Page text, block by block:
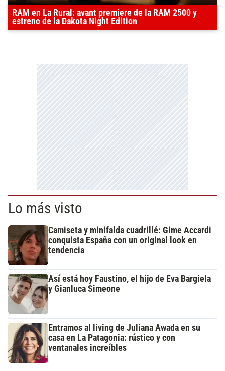
RAM en La Rural: avant premiere de la RAM 2500 y
estreno de la Dakota Night Edition
Lo más visto
Camiseta y minifalda cuadrillé: Gime Accardi
conquista España con un original look en
tendencia
Así está hoy Faustino, el hijo de Eva Bargiela
y Gianluca Simeone
Entramos al living de Juliana Awada en su
casa en La Patagonia: rústico y con
ventanales increíbles